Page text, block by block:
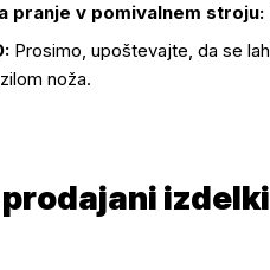
pranje v pomivalnem stroju:
Prosimo, upoštevajte, da se
noža.
izdelki